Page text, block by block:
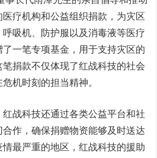
疗机构和公益组织捐款，为灾区
吸机、防护服以及消毒液等医疗
一笔专项基金，用于支持灾区的
捐款不仅体现了红战科技的社会
机时刻的担当精神。
战科技还通过各类公益平台和社
作，确保捐赠物资能够及时送达
最严重的地区，红战科技的援助